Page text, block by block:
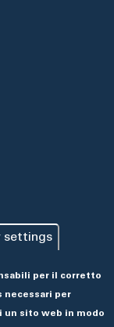
settings
per il corretto
necessari per
un sito web in modo